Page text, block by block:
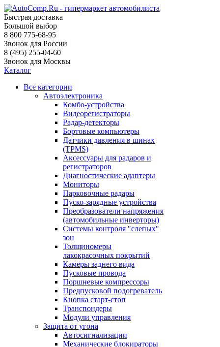
Быстрая доставка
Большой выбор
8 800 775-68-95
Звонок для России
8 (495) 255-04-60
Звонок для Москвы
Каталог
Все категории
Автоэлектроника
Комбо-устройства
Видеорегистраторы
Радар-детекторы
Бортовые компьютеры
Датчики давления в шинах
(TPMS)
Аксессуары для радаров и
регистраторов
Диагностические адаптеры
Мониторы
Парковочные радары
Пуско-зарядные устройства
Преобразователи напряжения
(автомобильные инверторы)
Системы контроля "слепых"
зон
Толщиномеры
лакокрасочных покрытий
Камеры заднего вида
Пусковые провода
Поршневые компрессоры
Предпусковой подогреватель
Кнопка старт-стоп
Транспондеры
Модули управления
Защита от угона
Автосигнализации
Механические блoкираторы